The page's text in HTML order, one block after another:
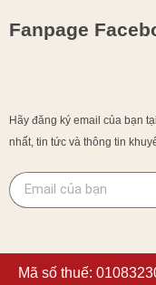
Fanpage
Hãy đăng ký email của bạn
nhất, tin tức và thông tin
Mã số thuế: